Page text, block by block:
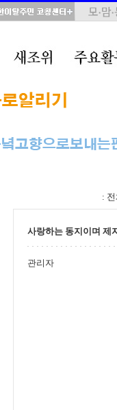
:
사랑하는 동지이며 제
관리자